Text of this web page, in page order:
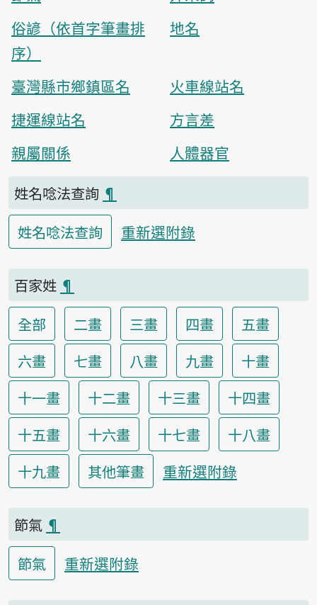
俗諺（依首字筆畫排
序）
地名
臺灣縣市鄉鎮區名
火車線站名
捷運線站名
方言差
親屬關係
人體器官
姓名唸法查詢 ¶
姓名唸法查詢
重新選附錄
百家姓 ¶
全部
二畫 三畫 四畫
五畫
六畫
七畫 八畫 九畫
十畫
十一畫
十二畫 十三畫
十四畫
十五畫
十六畫 十七畫
十八畫
十九畫
其他筆畫 重新選附錄
節氣 ¶
節氣
重新選附錄